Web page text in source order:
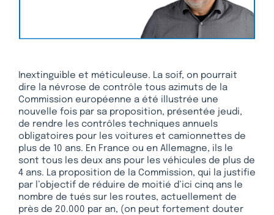
Inextinguible et méticuleuse. La soif, on pourrait
dire la névrose de contrôle tous azimuts de la
Commission européenne a été illustrée une
nouvelle fois par sa proposition, présentée jeudi,
de rendre les contrôles techniques annuels
obligatoires pour les voitures et camionnettes de
plus de 10 ans. En France ou en Allemagne, ils le
sont tous les deux ans pour les véhicules de plus de
4 ans. La proposition de la Commission, qui la justifie
par l’objectif de réduire de moitié d’ici cinq ans le
nombre de tués sur les routes, actuellement de
près de 20.000 par an, (on peut fortement douter